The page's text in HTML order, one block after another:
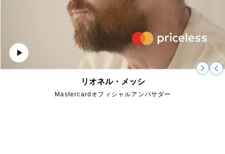
吉田正尚
メジャーリーガー